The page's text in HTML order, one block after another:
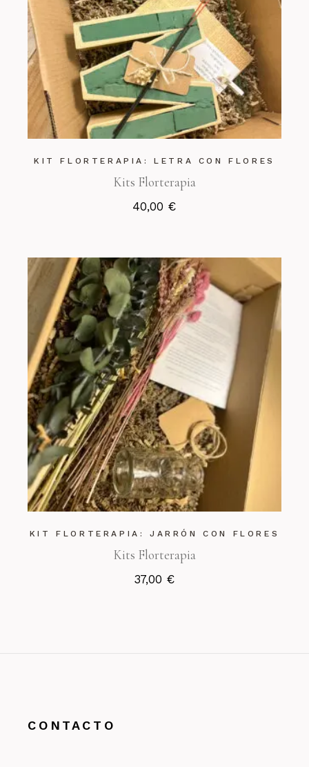
KIT FLORTERAPIA: LETRA CON FLORES
Kits Florterapia
40,00 €
KIT FLORTERAPIA: JARRÓN CON FLORES
Kits Florterapia
37,00 €
CONTACTO